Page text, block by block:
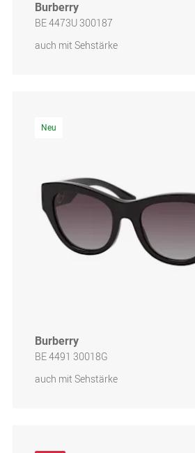
Burberry
BE 4473U 300187
auch mit Sehstärke
Neu
Burberry
BE 4491 30018G
auch mit Sehstärke